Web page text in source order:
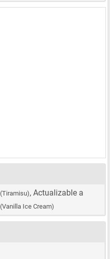
(Tiramisu), Actualizable a
(Vanilla Ice Cream)